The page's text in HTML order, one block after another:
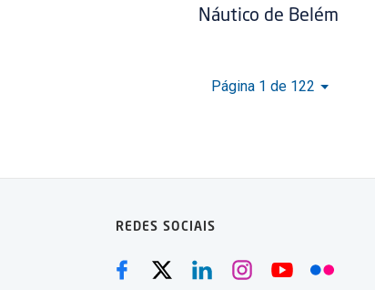
Náutico de Belém
Página 1 de 122
REDES SOCIAIS